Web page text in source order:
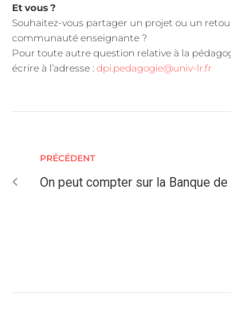
Et vous ?
Souhaitez-vous partager un projet ou un
communauté enseignante ?
Pour toute autre question relative à la
écrire à l’adresse : dpi.pedagogie@univ-lr.fr
PRÉCÉDENT
On peut compter sur la Banque de